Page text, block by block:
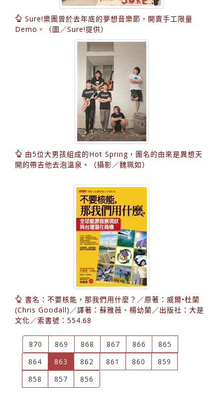
Sure!樂團曾於去年底的夢想音樂節，開賣手工限量
Demo。（圖／Sure!提供）
由5位大男孩組成的Hot Spring，團名的由來是異想天
開的帶吉他去泡溫泉。（攝影／魏珮如）
書名：不要核能，那我們用什麼？／原著：威爾•杜蘭
(Chris Goodall)／譯著：蘇雅薇、楊幼蘭／出版社：大是
文化／索書號：554.68
870 869 868 867 866
865
864
863 (current)
862 861 860
859
858
857 856